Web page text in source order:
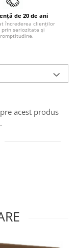
de 20 de ani
încrederea clienților
prin seriozitate și
acest produs